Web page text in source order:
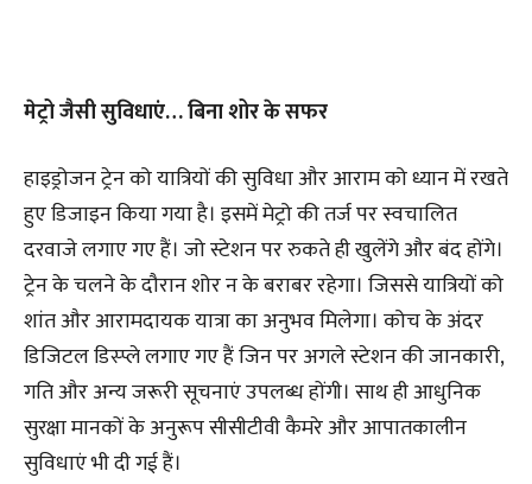
मेट्रो जैसी सुविधाएं… बिना शोर के सफर
हाइड्रोजन ट्रेन को यात्रियों की सुविधा और आराम को ध्यान में रखते
हुए डिजाइन किया गया है। इसमें मेट्रो की तर्ज पर स्वचालित
दरवाजे लगाए गए हैं। जो स्टेशन पर रुकते ही खुलेंगे और बंद होंगे।
ट्रेन के चलने के दौरान शोर न के बराबर रहेगा। जिससे यात्रियों को
शांत और आरामदायक यात्रा का अनुभव मिलेगा। कोच के अंदर
डिजिटल डिस्प्ले लगाए गए हैं जिन पर अगले स्टेशन की जानकारी,
गति और अन्य जरूरी सूचनाएं उपलब्ध होंगी। साथ ही आधुनिक
सुरक्षा मानकों के अनुरूप सीसीटीवी कैमरे और आपातकालीन
सुविधाएं भी दी गई हैं।